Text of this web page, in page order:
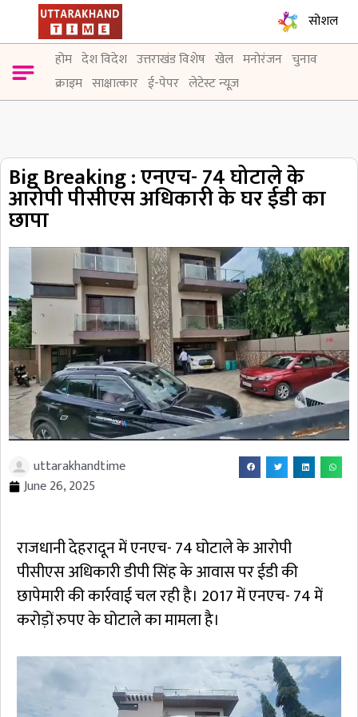
सोशल
होम देश विदेश उत्तराखंड विशेष खेल मनोरंजन चुनाव
क्राइम साक्षात्कार ई-पेपर लेटेस्ट न्यूज़
Big Breaking : एनएच- 74 घोटाले के
आरोपी पीसीएस अधिकारी के घर ईडी का
छापा
uttarakhandtime
June 26, 2025
राजधानी देहरादून में एनएच- 74 घोटाले के आरोपी
पीसीएस अधिकारी डीपी सिंह के आवास पर ईडी की
छापेमारी की कार्रवाई चल रही है। 2017 में एनएच- 74 में
करोड़ों रुपए के घोटाले का मामला है।
Video
Player